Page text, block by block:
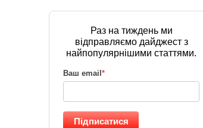
Раз на тиждень ми
відправляємо дайджест з
найпопулярнішими статтями.
Ваш email *
Підписатися